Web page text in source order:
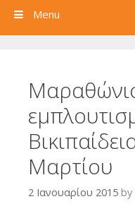
Menu
Μαρτίου
2 Ιανουαρίου 2015 by